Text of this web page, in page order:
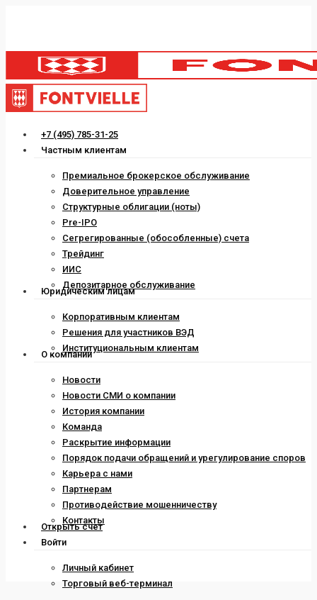
content
Menu
+7 (495) 785-31-25
Частным клиентам
Премиальное брокерское обслуживание
Доверительное управление
Структурные облигации (ноты)
Pre-IPO
Сегрегированные (обособленные) счета
Трейдинг
ИИС
Депозитарное обслуживание
Юридическим лицам
Корпоративным клиентам
Решения для участников ВЭД
Институциональным клиентам
О компании
Новости
Новости СМИ о компании
История компании
Команда
Раскрытие информации
Порядок подачи обращений и урегулирование споров
Карьера с нами
Партнерам
Противодействие мошенничеству
Контакты
Открыть счет
Войти
Личный кабинет
Торговый веб-терминал